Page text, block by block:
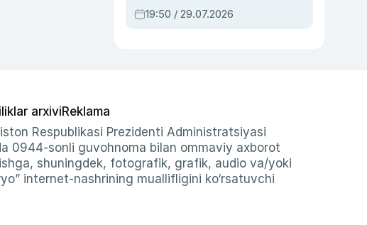
qahramon — Ukraina
armiyasi bosh
19:50 / 29.07.2026
arxiviReklama
Respublikasi Prezidenti Administratsiyasi
0944-sonli guvohnoma bilan ommaviy axborot
shuningdek, fotografik, grafik, audio va/yoki
internet-nashrining muallifligini ko‘rsatuvchi